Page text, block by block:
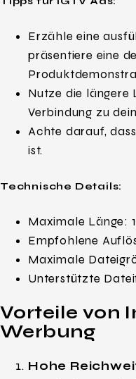
Erzähle eine
präsentiere eine
Nutze die längere
Verbindung zu
Achte darauf,
ist.
Technische Details:
Maximale Länge:
Empfohlene
Maximale
Unterstützte
Vorteile von
Werbung
Hohe